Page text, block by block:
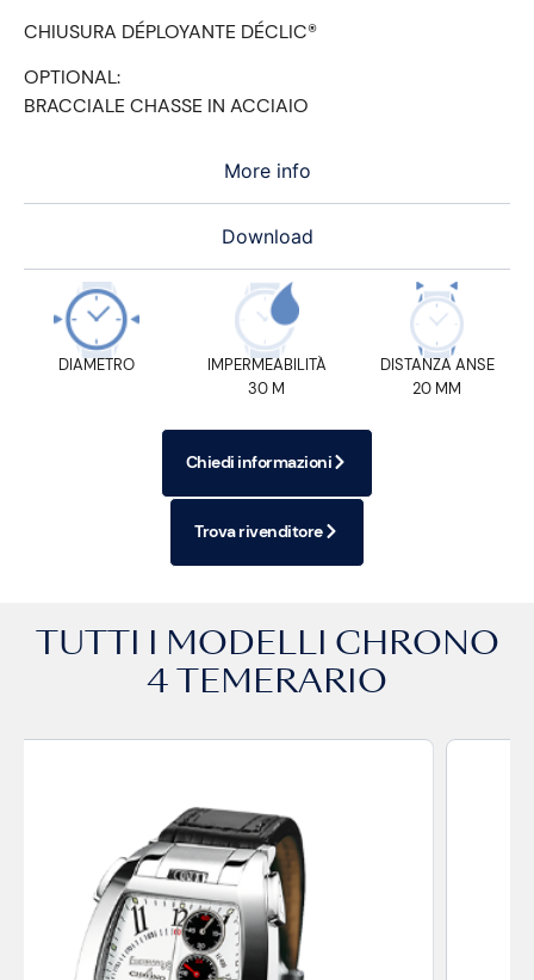
More info
Download
CHIUSURA DÉPLOYANTE DÉCLIC®
OPTIONAL:
BRACCIALE CHASSE IN ACCIAIO
DIAMETRO
IMPERMEABILITÀ
30 M
DISTANZA ANSE
20 MM
Chiedi informazioni
Trova rivenditore
TUTTI I MODELLI CHRONO
4 TEMERARIO